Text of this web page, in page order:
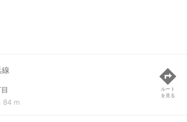
線
84 m
ルート
を見る